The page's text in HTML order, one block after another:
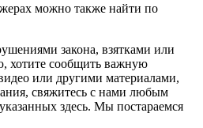
можно также найти по
закона, взятками или
хотите сообщить важную
или другими материалами,
свяжитесь с нами любым
здесь. Мы постараемся